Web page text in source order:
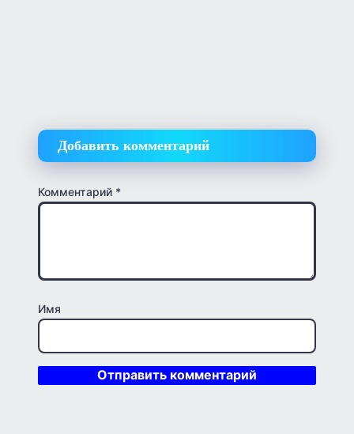
Добавить комментарий
Комментарий *
Имя